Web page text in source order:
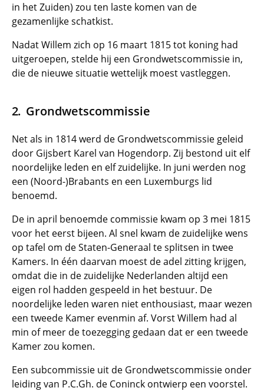
in het Zuiden) zou ten laste komen van de
gezamenlijke schatkist.
Nadat Willem zich op 16 maart 1815 tot koning had
uitgeroepen, stelde hij een Grondwetscommissie in,
die de nieuwe situatie wettelijk moest vastleggen.
Grondwetscommissie
Net als in 1814 werd de Grondwetscommissie geleid
door Gijsbert Karel van Hogendorp. Zij bestond uit elf
noordelijke leden en elf zuidelijke. In juni werden nog
een (Noord-)Brabants en een Luxemburgs lid
benoemd.
De in april benoemde commissie kwam op 3 mei 1815
voor het eerst bijeen. Al snel kwam de zuidelijke wens
op tafel om de Staten-Generaal te splitsen in twee
Kamers. In één daarvan moest de adel zitting krijgen,
omdat die in de zuidelijke Nederlanden altijd een
eigen rol hadden gespeeld in het bestuur. De
noordelijke leden waren niet enthousiast, maar wezen
een tweede Kamer evenmin af. Vorst Willem had al
min of meer de toezegging gedaan dat er een tweede
Kamer zou komen.
Een subcommissie uit de Grondwetscommissie onder
leiding van P.C.Gh. de Coninck ontwierp een voorstel.